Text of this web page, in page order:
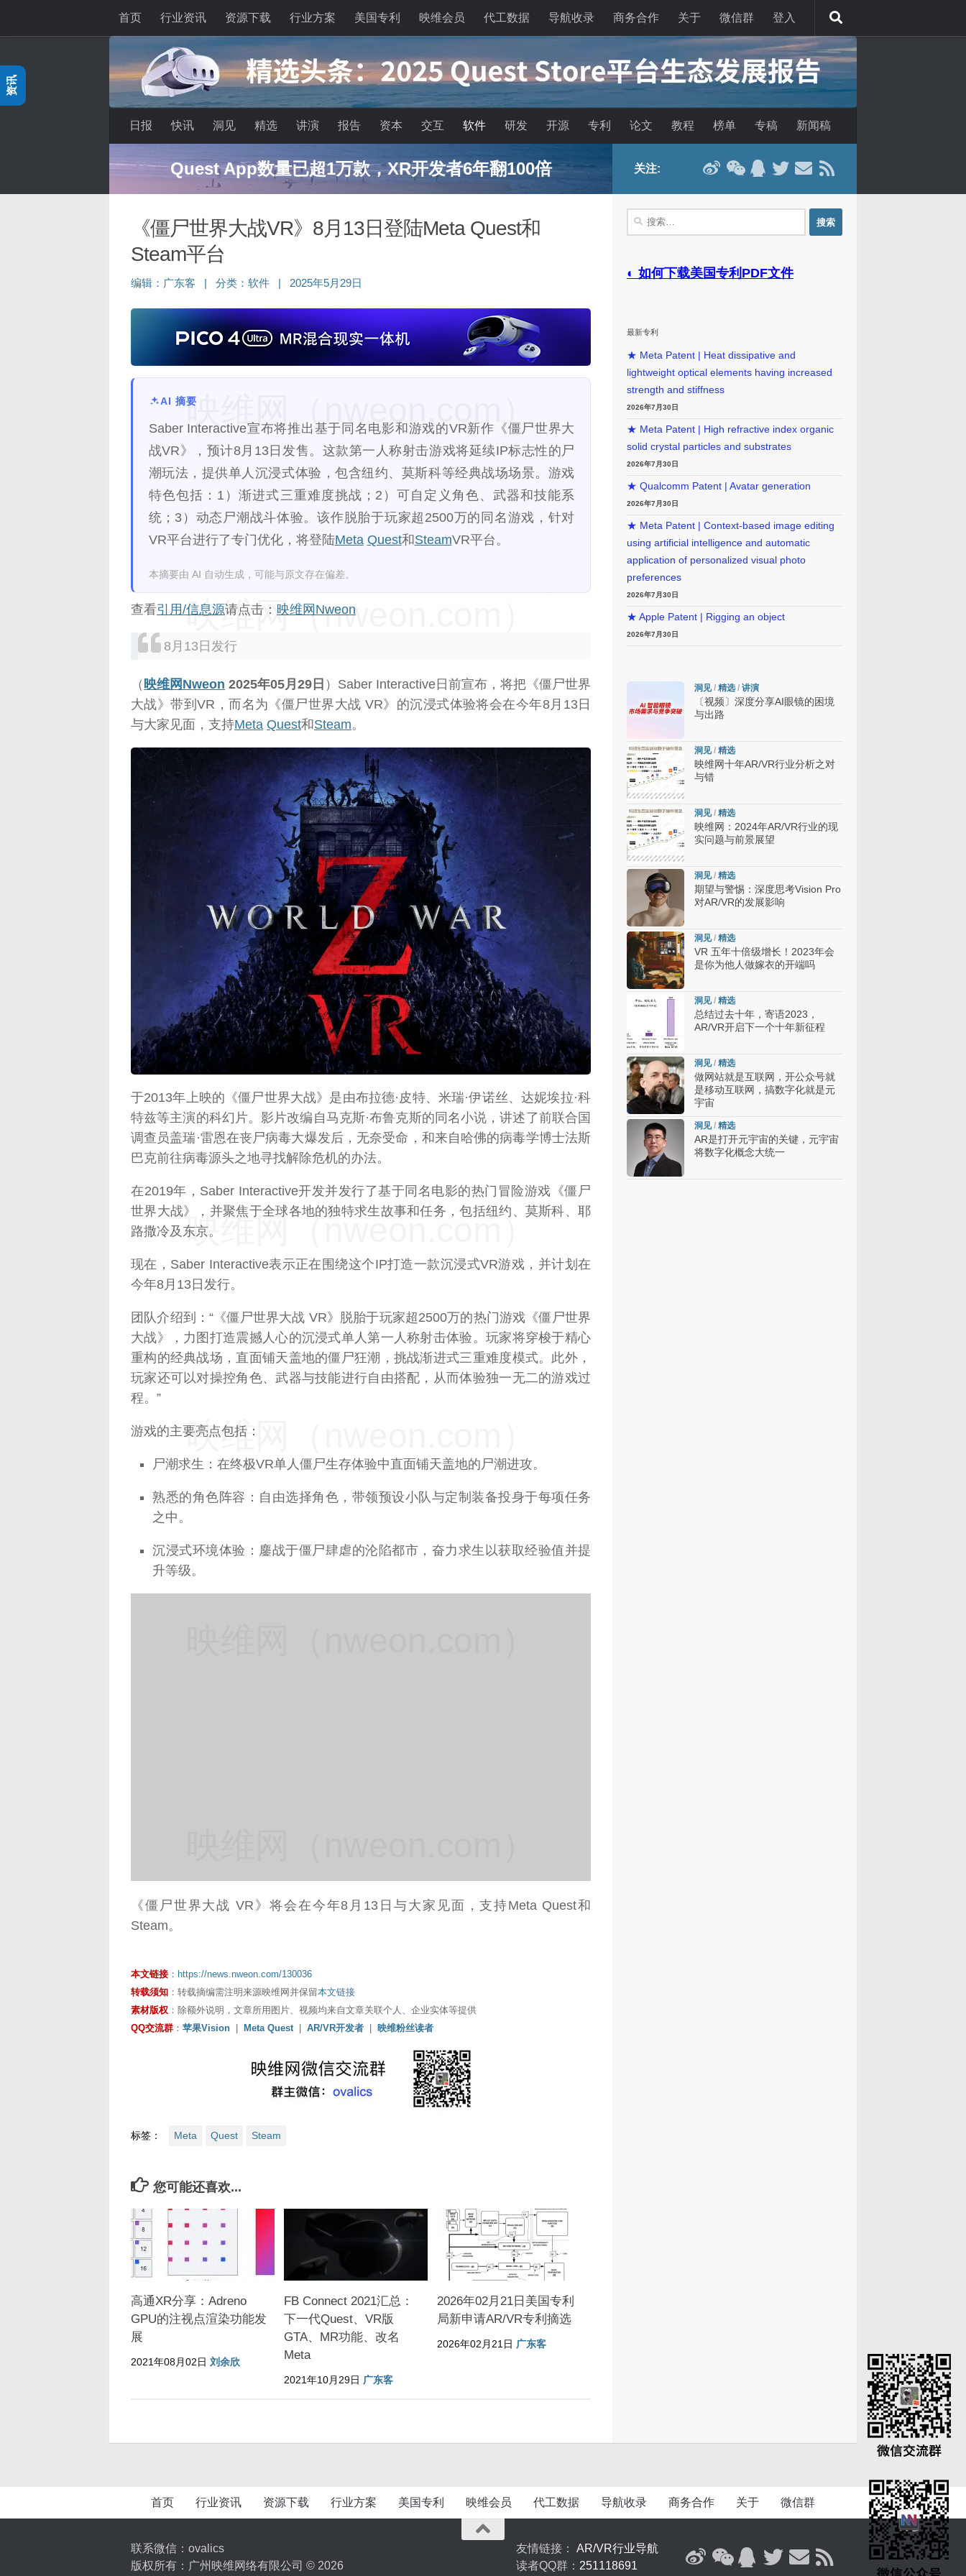
首页 行业资讯 资源下载 行业方案 美国专利 映维会员 代工数据 导航收录 商务合作 关于 微信群 登入
日报 快讯 洞见 精选 讲演 报告 资本 交互 软件 研发 开源 专利 论文 教程 榜单 专稿 新闻稿
Quest App数量已超1万款，XR开发者6年翻100倍
《僵尸世界大战VR》8月13日登陆Meta Quest和
Steam平台
编辑： 广东客 分类： 软件 2025年5月29日
AI 摘要
Saber Interactive宣布将推出基于同名电影和游戏的VR新作《僵尸世界大
战VR》，预计8月13日发售。这款第一人称射击游戏将延续IP标志性的尸
潮玩法，提供单人沉浸式体验，包含纽约、莫斯科等经典战场场景。游戏
特色包括：1）渐进式三重难度挑战；2）可自定义角色、武器和技能系
统；3）动态尸潮战斗体验。该作脱胎于玩家超2500万的同名游戏，针对
VR平台进行了专门优化，将登陆Meta Quest和SteamVR平台。
本摘要由 AI 自动生成，可能与原文存在偏差。
查看引用/信息源请点击： 映维网Nweon
8月13日发行
（ 映维网Nweon 2025年05月29日 ）Saber Interactive日前宣布，将把《僵尸世界
大战》带到VR，而名为《僵尸世界大战 VR》的沉浸式体验将会在今年8月13日
与大家见面，支持Meta Quest和Steam。
于2013年上映的《僵尸世界大战》是由布拉德·皮特、米瑞·伊诺丝、达妮埃拉·科
特兹等主演的科幻片。影片改编自马克斯·布鲁克斯的同名小说，讲述了前联合国
调查员盖瑞·雷恩在丧尸病毒大爆发后，无奈受命，和来自哈佛的病毒学博士法斯
巴克前往病毒源头之地寻找解除危机的办法。
在2019年，Saber Interactive开发并发行了基于同名电影的热门冒险游戏《僵尸
世界大战》，并聚焦于全球各地的独特求生故事和任务，包括纽约、莫斯科、耶
路撒冷及东京。
现在，Saber Interactive表示正在围绕这个IP打造一款沉浸式VR游戏，并计划在
今年8月13日发行。
团队介绍到：“《僵尸世界大战 VR》脱胎于玩家超2500万的热门游戏《僵尸世界
大战》，力图打造震撼人心的沉浸式单人第一人称射击体验。玩家将穿梭于精心
重构的经典战场，直面铺天盖地的僵尸狂潮，挑战渐进式三重难度模式。此外，
玩家还可以对操控角色、武器与技能进行自由搭配，从而体验独一无二的游戏过
程。”
游戏的主要亮点包括：
尸潮求生：在终极VR单人僵尸生存体验中直面铺天盖地的尸潮进攻。
熟悉的角色阵容：自由选择角色，带领预设小队与定制装备投身于每项任务
之中。
沉浸式环境体验：鏖战于僵尸肆虐的沦陷都市，奋力求生以获取经验值并提
升等级。
《僵尸世界大战 VR》将会在今年8月13日与大家见面，支持Meta Quest和
Steam。
映维网（nweon.com）
映维网（nweon.com）
映维网（nweon.com）
映维网（nweon.com）
映维网（nweon.com）
映维网（nweon.com）
本文链接 ： https://news.nweon.com/130036
转载须知 ：转载摘编需注明来源映维网并保留本文链接
素材版权 ：除额外说明，文章所用图片、视频均来自文章关联个人、企业实体等提供
QQ交流群 ： 苹果Vision | Meta Quest | AR/VR开发者 | 映维粉丝读者
标签： Meta Quest Steam
您可能还喜欢...
高通XR分享：Adreno
GPU的注视点渲染功能发
展
2021年08月02日 刘余欣
FB Connect 2021汇总：
下一代Quest、VR版
GTA、MR功能、改名
Meta
2021年10月29日 广东客
2026年02月21日美国专利
局新申请AR/VR专利摘选
2026年02月21日 广东客
关注:
搜
索：
◐ 如何下载美国专利PDF文件
最新专利
★ Meta Patent | Heat dissipative and
lightweight optical elements having increased
strength and stiffness
2026年7月30日
★ Meta Patent | High refractive index organic
solid crystal particles and substrates
2026年7月30日
★ Qualcomm Patent | Avatar generation
2026年7月30日
★ Meta Patent | Context-based image editing
using artificial intelligence and automatic
application of personalized visual photo
preferences
2026年7月30日
★ Apple Patent | Rigging an object
2026年7月30日
洞见/ 精选 / 讲演
〔视频〕深度分享AI眼镜的困境
与出路
洞见/ 精选
映维网十年AR/VR行业分析之对
与错
洞见/ 精选
映维网：2024年AR/VR行业的现
实问题与前景展望
洞见/ 精选
期望与警惕：深度思考Vision Pro
对AR/VR的发展影响
洞见/ 精选
VR 五年十倍级增长！2023年会
是你为他人做嫁衣的开端吗
洞见/ 精选
总结过去十年，寄语2023，
AR/VR开启下一个十年新征程
洞见/ 精选
做网站就是互联网，开公众号就
是移动互联网，搞数字化就是元
宇宙
洞见/ 精选
AR是打开元宇宙的关键，元宇宙
将数字化概念大统一
首页 行业资讯 资源下载 行业方案 美国专利 映维会员 代工数据 导航收录 商务合作 关于 微信群
联系微信：ovalics
版权所有：广州映维网络有限公司 © 2026
友情链接： AR/VR行业导航
读者QQ群： 251118691
资讯